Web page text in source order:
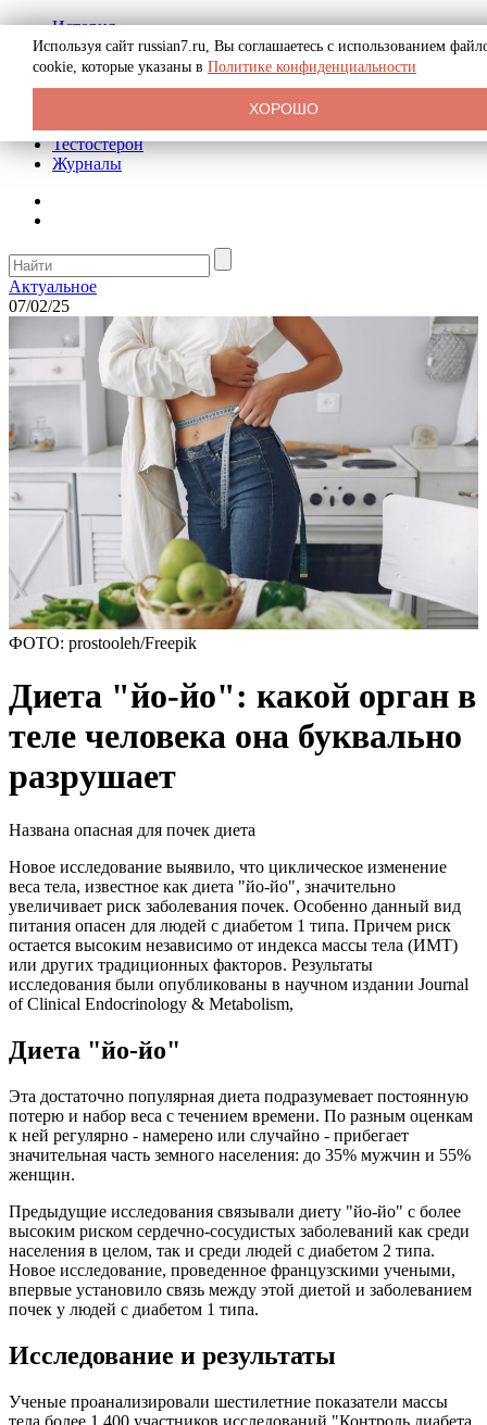
История
Биография
Криминал
Реклама на сайте
Тестостерон
Журналы
Актуальное
07/02/25
ФОТО: prostooleh/Freepik
Диета "йо-йо": какой орган в
теле человека она буквально
разрушает
Названа опасная для почек диета
Новое исследование выявило, что циклическое изменение
веса тела, известное как диета "йо-йо", значительно
увеличивает риск заболевания почек. Особенно данный вид
питания опасен для людей с диабетом 1 типа. Причем риск
остается высоким независимо от индекса массы тела (ИМТ)
или других традиционных факторов. Результаты
исследования были опубликованы в научном издании Journal
of Clinical Endocrinology & Metabolism,
Диета "йо-йо"
Эта достаточно популярная диета подразумевает постоянную
потерю и набор веса с течением времени. По разным оценкам
к ней регулярно - намерено или случайно - прибегает
значительная часть земного населения: до 35% мужчин и 55%
женщин.
Предыдущие исследования связывали диету "йо-йо" с более
высоким риском сердечно-сосудистых заболеваний как среди
населения в целом, так и среди людей с диабетом 2 типа.
Новое исследование, проведенное французскими учеными,
впервые установило связь между этой диетой и заболеванием
почек у людей с диабетом 1 типа.
Исследование и результаты
Ученые проанализировали шестилетние показатели массы
тела более 1 400 участников исследований "Контроль диабета
Используя сайт russian7.ru, Вы соглашаетесь с использованием
cookie, которые указаны в Политике конфиденциальности
ХОРОШО